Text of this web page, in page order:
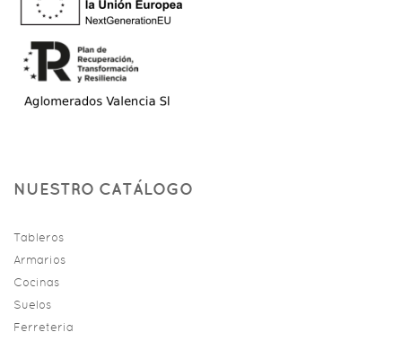
NUESTRO CATÁLOGO
Tableros
Armarios
Cocinas
Suelos
Ferreteria